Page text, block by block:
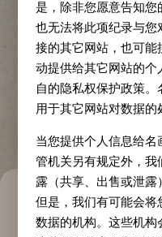
周之冕
是，除非您愿意告知您
也无法将此项纪录与
接的其它网站，也可能
动提供给其它网站的个
自的隐私权保护政策
用于其它网站对数据的
当您提供个人信息给
管机关另有规定外，我
露（共享、出售或泄露
但是，我们有可能会将
数据的机构。这些机构